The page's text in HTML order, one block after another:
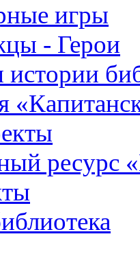
игры
- Герои
ресурс